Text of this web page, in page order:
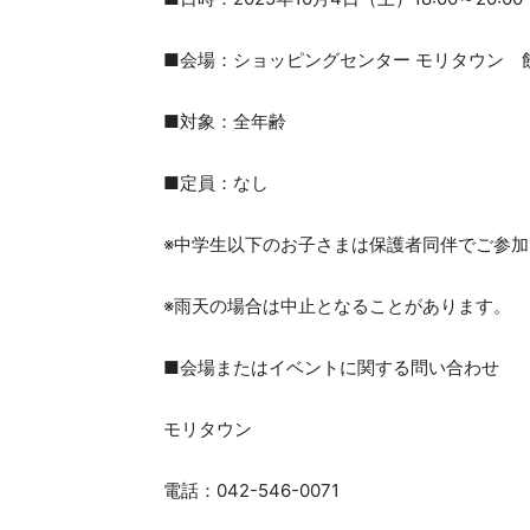
■会場：ショッピングセンター モリタウン
■対象：全年齢
■定員：なし
※中学生以下のお子さまは保護者同伴でご参加
※雨天の場合は中止となることがあります。
■会場またはイベントに関する問い合わせ
モリタウン
電話：042-546-0071